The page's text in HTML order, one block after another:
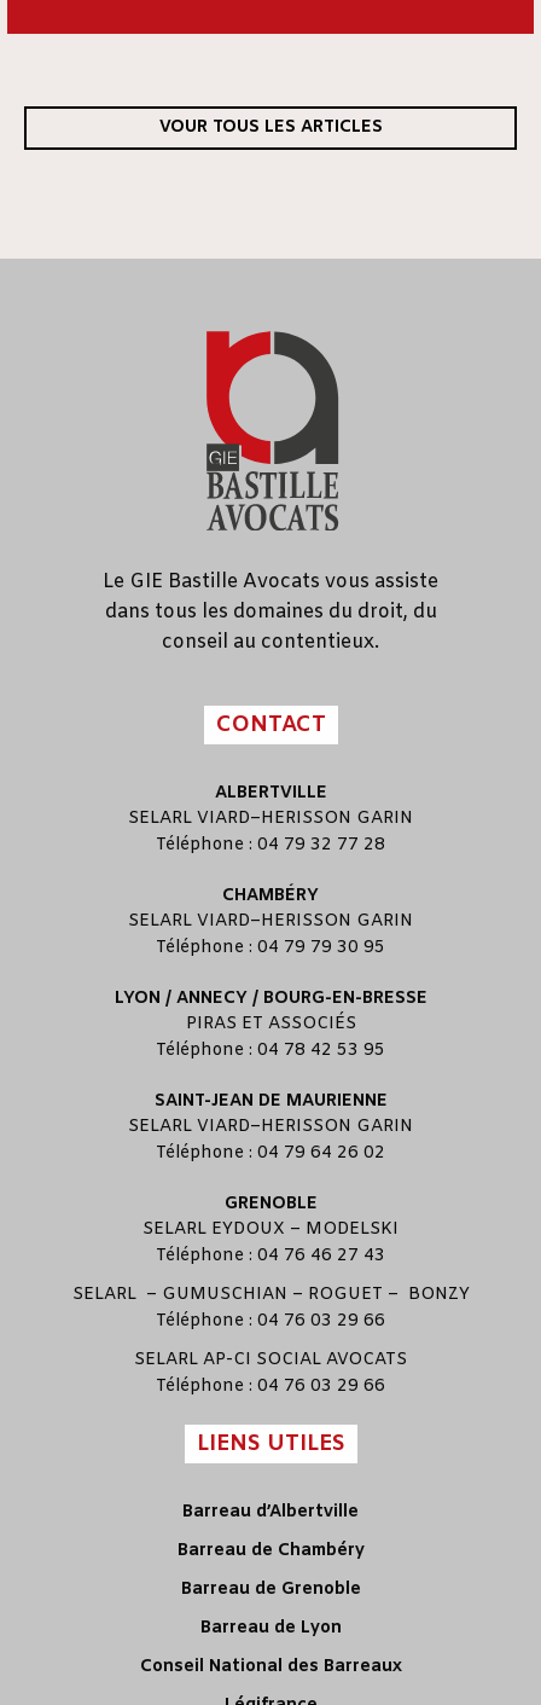
VOUR TOUS LES ARTICLES
Le GIE Bastille Avocats vous assiste
dans tous les domaines du droit, du
conseil au contentieux.
CONTACT
ALBERTVILLE
SELARL VIARD–HERISSON GARIN
Téléphone : 04 79 32 77 28
CHAMBÉRY
SELARL VIARD–HERISSON GARIN
Téléphone : 04 79 79 30 95
LYON / ANNECY / BOURG-EN-BRESSE
PIRAS ET ASSOCIÉS
Téléphone : 04 78 42 53 95
SAINT-JEAN DE MAURIENNE
SELARL VIARD–HERISSON GARIN
Téléphone : 04 79 64 26 02
GRENOBLE
SELARL EYDOUX – MODELSKI
Téléphone : 04 76 46 27 43
SELARL – GUMUSCHIAN – ROGUET – BONZY
Téléphone : 04 76 03 29 66
SELARL AP-CI SOCIAL AVOCATS
Téléphone : 04 76 03 29 66
LIENS UTILES
Barreau d’Albertville
Barreau de Chambéry
Barreau de Grenoble
Barreau de Lyon
Conseil National des Barreaux